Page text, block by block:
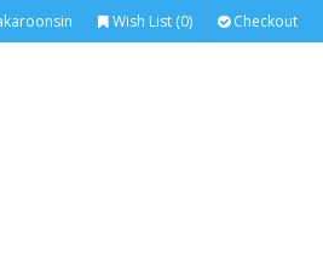
Wish List (0) Checkout